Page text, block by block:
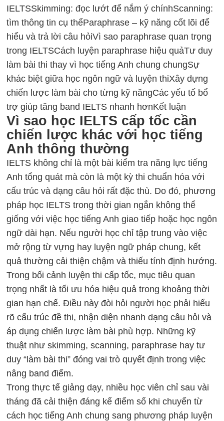
IELTSSkimming: đọc lướt để nắm ý chínhScanning:
tìm thông tin cụ thểParaphrase – kỹ năng cốt lõi để
hiểu và trả lời câu hỏiVì sao paraphrase quan trọng
trong IELTSCách luyện paraphrase hiệu quảTư duy
làm bài thi thay vì học tiếng Anh chung chungSự
khác biệt giữa học ngôn ngữ và luyện thiXây dựng
chiến lược làm bài cho từng kỹ năngCác yếu tố bổ
trợ giúp tăng band IELTS nhanh hơnKết luận
Vì sao học IELTS cấp tốc cần
chiến lược khác với học tiếng
Anh thông thường
IELTS không chỉ là một bài kiểm tra năng lực tiếng
Anh tổng quát mà còn là một kỳ thi chuẩn hóa với
cấu trúc và dạng câu hỏi rất đặc thù. Do đó, phương
pháp học IELTS trong thời gian ngắn không thể
giống với việc học tiếng Anh giao tiếp hoặc học ngôn
ngữ dài hạn. Nếu người học chỉ tập trung vào việc
mở rộng từ vựng hay luyện ngữ pháp chung, kết
quả thường cải thiện chậm và thiếu tính định hướng.
Trong bối cảnh luyện thi cấp tốc, mục tiêu quan
trọng nhất là tối ưu hóa hiệu quả trong khoảng thời
gian hạn chế. Điều này đòi hỏi người học phải hiểu
rõ cấu trúc đề thi, nhận diện nhanh dạng câu hỏi và
áp dụng chiến lược làm bài phù hợp. Những kỹ
thuật như skimming, scanning, paraphrase hay tư
duy “làm bài thi” đóng vai trò quyết định trong việc
nâng band điểm.
Trong thực tế giảng dạy, nhiều học viên chỉ sau vài
tháng đã cải thiện đáng kể điểm số khi chuyển từ
cách học tiếng Anh chung sang phương pháp luyện